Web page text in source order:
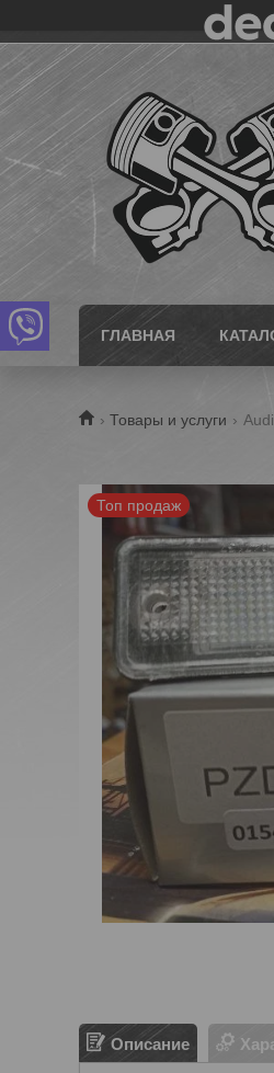
ГЛАВНАЯ
Товары и услуги
Топ продаж
Описание